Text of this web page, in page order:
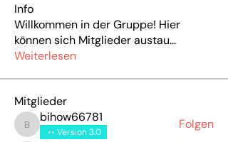
Info
Willkommen in der Gruppe! Hier
können sich Mitglieder austau...
Weiterlesen
Mitglieder
bihow66781
bihow66781
Version 3.0
Folgen